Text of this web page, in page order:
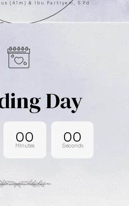
(Alm) & Ibu Partiyem, S.Pd
Day
00
Minutes
00
Seconds